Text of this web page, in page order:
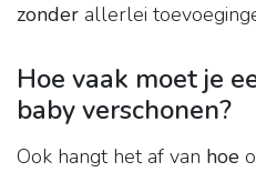
zonder allerlei
Hoe vaak moet je
baby verschonen?
Ook hangt het af van hoe